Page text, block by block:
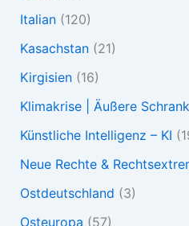
Italian(120)
Kasachstan(21)
Kirgisien(16)
Klimakrise | Äußere
Künstliche Intelligenz – KI
Neue Rechte &
Ostdeutschland (3)
Osteuropa (57)